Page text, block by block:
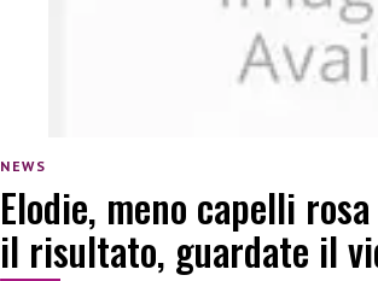
NEWS
Elodie, meno capelli
il risultato, guardate il